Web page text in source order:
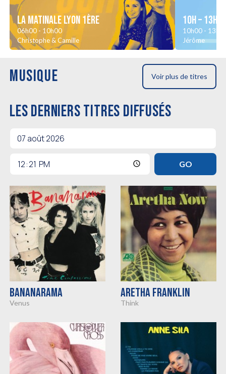
La Matinale LYON 1ère
06h00 - 10h00
Christophe & Camille
10H – 13H
10h00 -
Jérôme
MUSIQUE Voir plus de titres
LES DERNIERS TITRES DIFFUSÉS
BANANARAMA
venus
ARETHA FRANKLIN
think